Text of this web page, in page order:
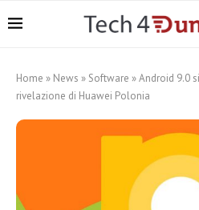
Home » News » Software »Android 9.0
rivelazione di Huawei Polonia